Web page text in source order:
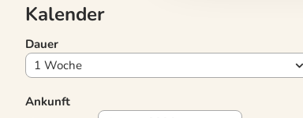
Kalender
Ankunft
Dauer